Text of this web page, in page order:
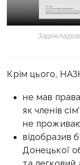
Крім цього,
не мав права
як членів
не
відобразив
Донецької